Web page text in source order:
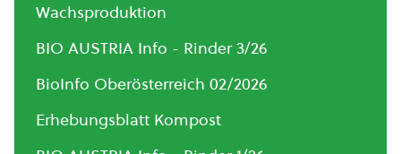
Wachsproduktion
BIO AUSTRIA Info - Rinder 3/26
BioInfo Oberösterreich 02/2026
Erhebungsblatt Kompost